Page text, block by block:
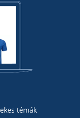
témák